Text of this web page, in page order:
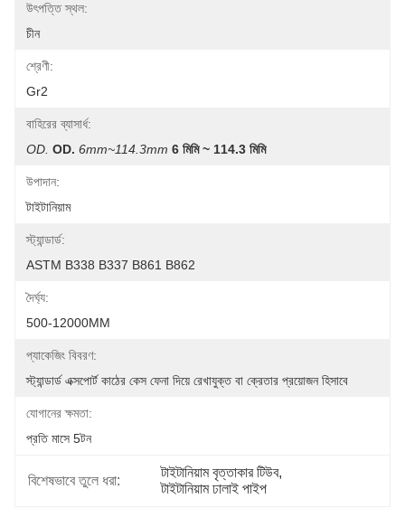
উৎপত্তি স্থল:
চীন
শ্রেণী:
Gr2
বাহিরের ব্যাসার্ধ:
OD. OD. 6mm~114.3mm 6 মিমি ~ 114.3 মিমি
উপাদান:
টাইটানিয়াম
স্ট্যান্ডার্ড:
ASTM B338 B337 B861 B862
দৈর্ঘ্য:
500-12000MM
প্যাকেজিং বিবরণ:
স্ট্যান্ডার্ড এক্সপোর্ট কাঠের কেস ফেনা দিয়ে রেখাযুক্ত বা ক্রেতার প্রয়োজন হিসাবে
যোগানের ক্ষমতা:
প্রতি মাসে 5টন
বিশেষভাবে তুলে ধরা:
টাইটানিয়াম বৃত্তাকার টিউব,
টাইটানিয়াম ঢালাই পাইপ